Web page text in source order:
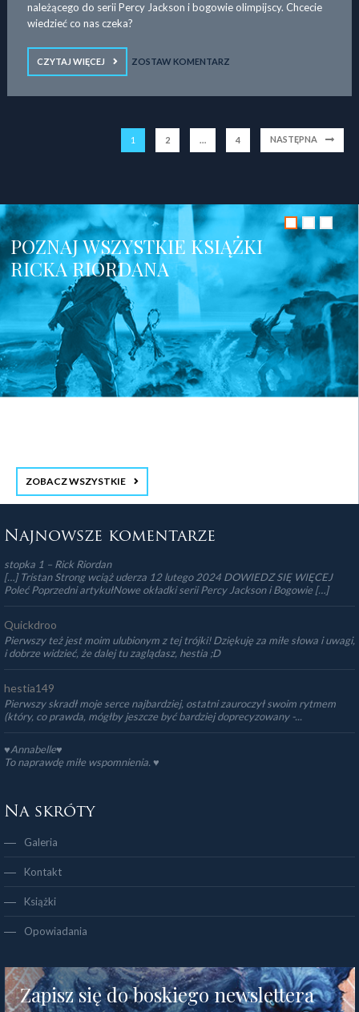
należącego do serii Percy Jackson i bogowie olimpijscy. Chcecie
wiedzieć co nas czeka?
CZYTAJ WIĘCEJ ZOSTAW KOMENTARZ
1 2 … 4 NASTĘPNA
stopka 3
POZNAJ WSZYSTKIE KSIĄŻKI
RICKA RIORDANA
ZOBACZ WSZYSTKIE
Najnowsze komentarze
stopka 1 – Rick Riordan
[…] Tristan Strong wciąż uderza 12 lutego 2024 DOWIEDZ SIĘ WIĘCEJ
Poleć Poprzedni artykułNowe okładki serii Percy Jackson i Bogowie […]
Quickdroo
Pierwszy też jest moim ulubionym z tej trójki! Dziękuję za miłe słowa i uwagi,
i dobrze widzieć, że dalej tu zaglądasz, hestia ;D
hestia149
Pierwszy skradł moje serce najbardziej, ostatni zauroczył swoim rytmem
(który, co prawda, mógłby jeszcze być bardziej doprecyzowany -...
♥Annabelle♥
To naprawdę miłe wspomnienia. ♥️
Na skróty
Galeria
Kontakt
Książki
Opowiadania
Zapisz się do boskiego newslettera